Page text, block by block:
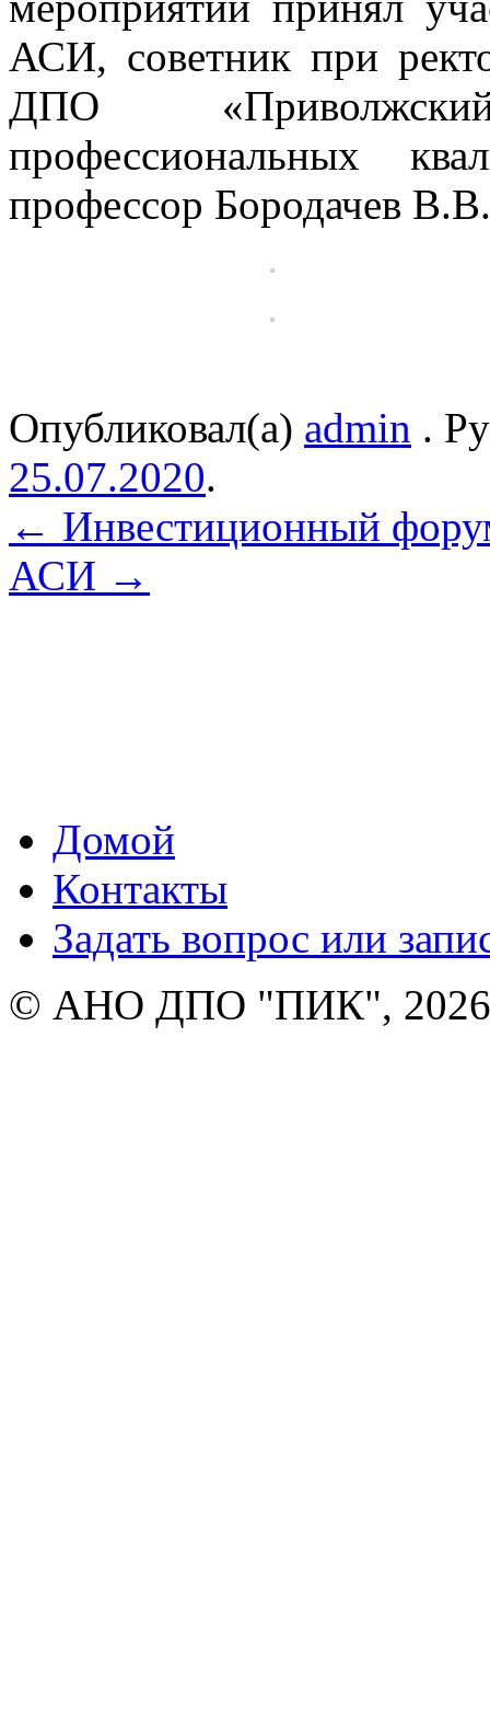
АСИ, советник при
ДПО
профессиональных
профессор Бородачев В.В.
Опубликовал(а) admin .
25.07.2020.
← Инвестиционный
АСИ →
Домой
Контакты
Задать вопрос или
© АНО ДПО "ПИК", 2026